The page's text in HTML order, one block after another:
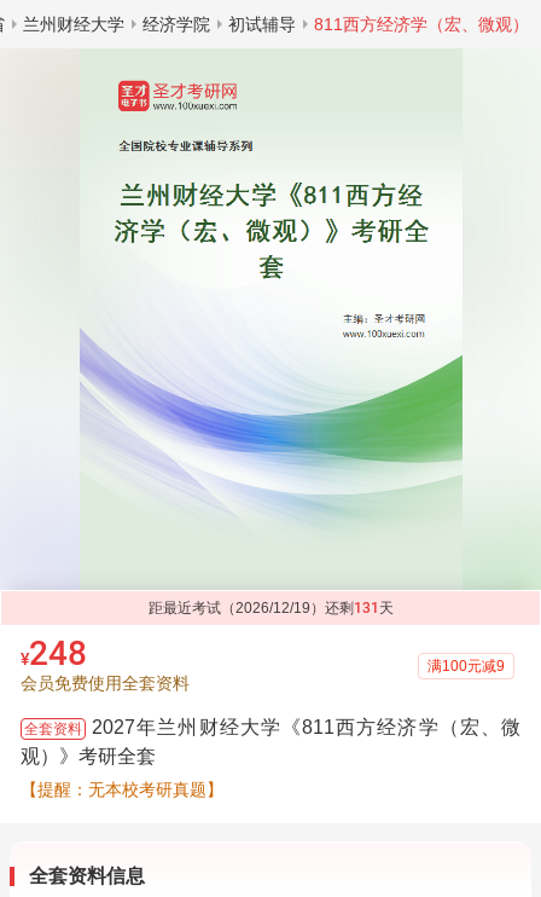
兰州财经大学 经济学院 初试辅导 811西方经济学（宏、微观）
距最近考试（2026/12/19）还剩 131 天
¥248
会员免费使用全套资料
满100元减9
全套资料
2027年兰州财经大学《811西方经济学（宏、微
观）》考研全套
【提醒：无本校考研真题】
全套资料信息